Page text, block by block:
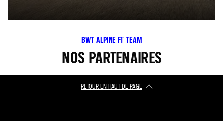
BWT ALPINE F1® TEAM
NOS PARTENAIRES
RETOUR EN HAUT DE PAGE​